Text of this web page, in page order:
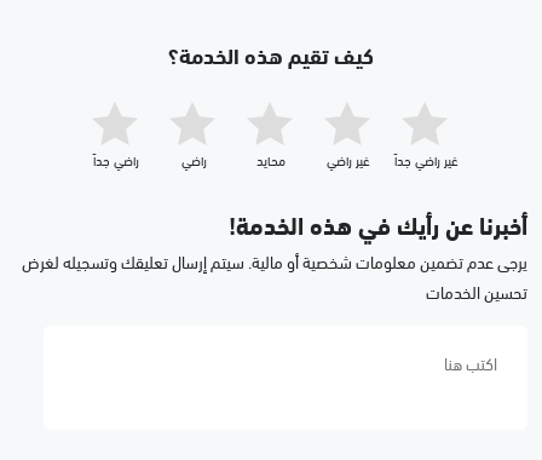
كيف تقيم هذه الخدمة؟
غير راضي جداّ غير راضي محايد راضي راضي جداّ
أخبرنا عن رأيك في هذه الخدمة!
يرجى عدم تضمين معلومات شخصية أو مالية. سيتم إرسال تعليقك وتسجيله لغرض
تحسين الخدمات